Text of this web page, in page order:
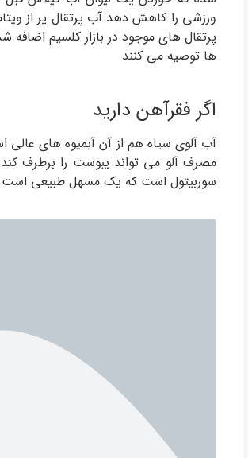
ها توصیه می کنند
اگر فقرآهن دارید
آب آلوی سیاه هم از آن آبمیوه های عالی
مصرف آلو می تواند یبوست را برطرف
سوربیتول است که یک مسهل طبیعی است.